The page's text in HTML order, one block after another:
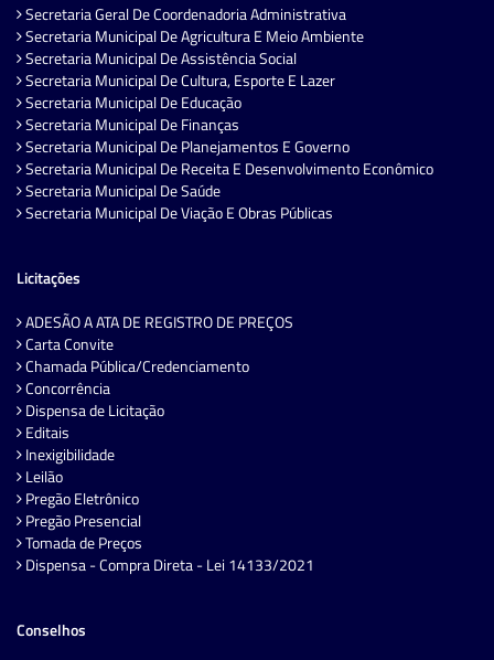
Secretaria Geral De Coordenadoria Administrativa
Secretaria Municipal De Agricultura E Meio Ambiente
Secretaria Municipal De Assistência Social
Secretaria Municipal De Cultura, Esporte E Lazer
Secretaria Municipal De Educação
Secretaria Municipal De Finanças
Secretaria Municipal De Planejamentos E Governo
Secretaria Municipal De Receita E Desenvolvimento Econômico
Secretaria Municipal De Saúde
Secretaria Municipal De Viação E Obras Públicas
Licitações
ADESÃO A ATA DE REGISTRO DE PREÇOS
Carta Convite
Chamada Pública/Credenciamento
Concorrência
Dispensa de Licitação
Editais
Inexigibilidade
Leilão
Pregão Eletrônico
Pregão Presencial
Tomada de Preços
Dispensa - Compra Direta - Lei 14133/2021
Conselhos